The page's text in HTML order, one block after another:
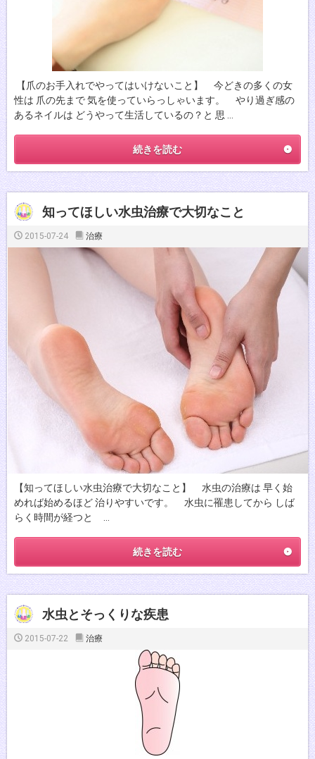
【爪のお手入れでやってはいけないこと】 今どきの多くの女
性は 爪の先まで 気を使っていらっしゃいます。 やり過ぎ感の
あるネイルは どうやって生活しているの？と 思 …
続きを読む
知ってほしい水虫治療で大切なこと
2015-07-24 治療
【知ってほしい水虫治療で大切なこと】 水虫の治療は 早く始
めれば始めるほど 治りやすいです。 水虫に罹患してから しば
らく時間が経つと …
続きを読む
水虫とそっくりな疾患
2015-07-22 治療